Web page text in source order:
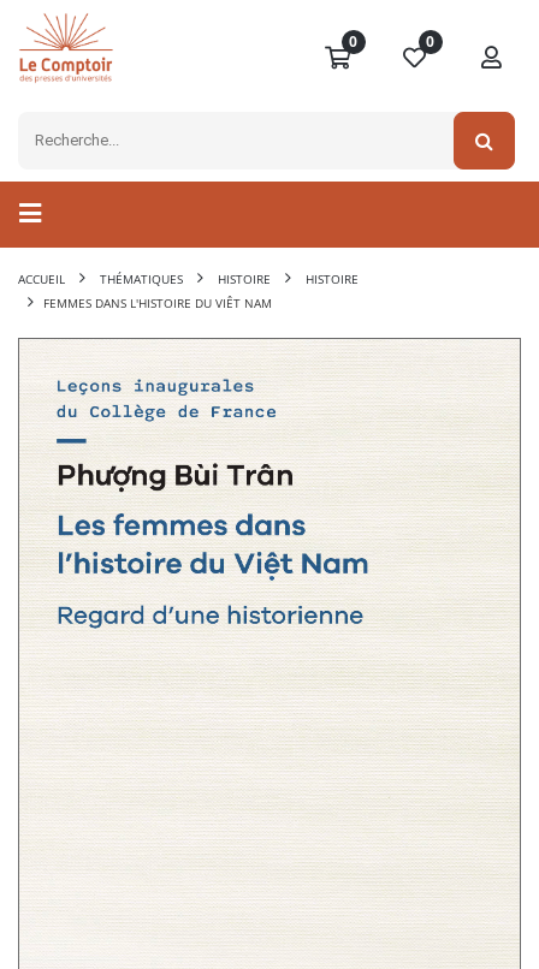
0 0
ACCUEIL THÉMATIQUES HISTOIRE
HISTOIRE
FEMMES DANS L'HISTOIRE DU VIÊT NAM